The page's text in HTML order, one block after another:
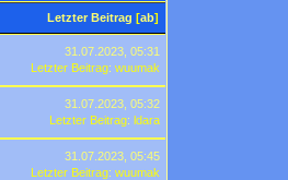
Letzter Beitrag [ab]
31.07.2023, 05:31
Letzter Beitrag:wuumak
31.07.2023, 05:32
Letzter Beitrag:ldara
31.07.2023, 05:45
Letzter Beitrag:wuumak